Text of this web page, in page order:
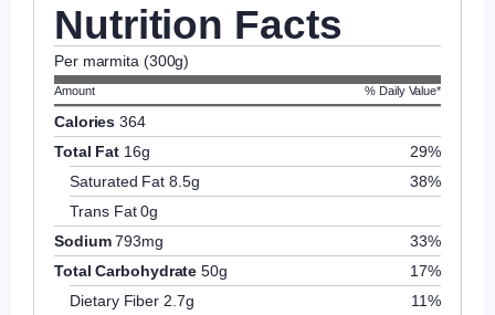
Nutrition Facts
Per marmita (300g)
Amount % Daily Value*
Calories364
Total Fat 16g
29%
Saturated Fat 8.5g
38%
Trans Fat0g
Sodium793mg
33%
Total Carbohydrate50g
17%
Dietary Fiber 2.7g 11%